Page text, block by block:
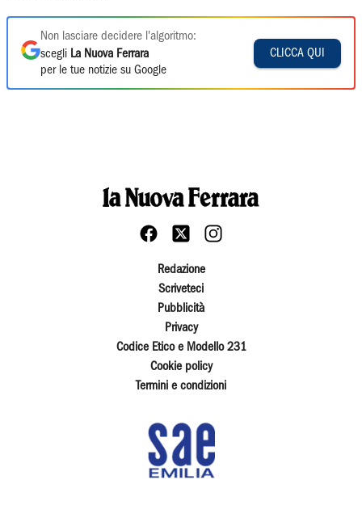
Non lasciare decidere l'algoritmo:
scegli La Nuova Ferrara
per le tue notizie su Google
CLICCA QUI
Redazione
Scriveteci
Pubblicità
Privacy
Codice Etico e Modello 231
Cookie policy
Termini e condizioni